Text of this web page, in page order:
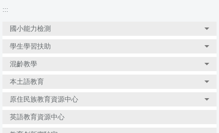
:::
國小能力檢測
學生學習扶助
混齡教學
本土語教育
原住民族教育資源中心
英語教育資源中心